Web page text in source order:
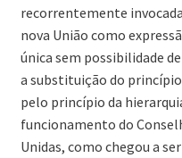
recorrentemente
nova União como
única sem possibilidade
a substituição do
pelo princípio da
funcionamento do
Unidas, como chegou a